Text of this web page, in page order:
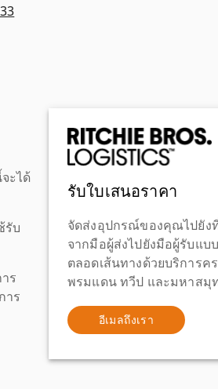
ะได้
รับ
ร
าร
รับใบเสนอราคา
จัดส่งอุปกรณ์ของคุณไปยัง
จากมือผู้ส่งไปยังมือผู้รับแบ
ตลอดเส้นทางด้วยบริการ
พรมแดน ทวีป และมหาสมุ
อีเมลถึงเรา